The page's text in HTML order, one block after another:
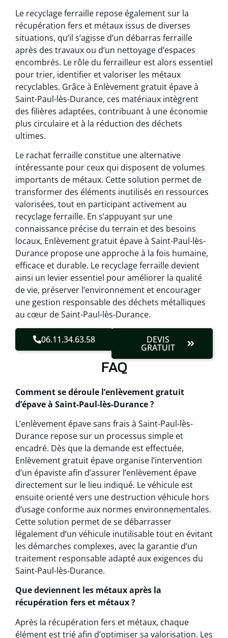
Le recyclage ferraille repose également sur la
récupération fers et métaux issus de diverses
situations, qu’il s’agisse d’un débarras ferraille
après des travaux ou d’un nettoyage d’espaces
encombrés. Le rôle du ferrailleur est alors essentiel
pour trier, identifier et valoriser les métaux
recyclables. Grâce à Enlèvement gratuit épave à
Saint-Paul-lès-Durance, ces matériaux intègrent
des filières adaptées, contribuant à une économie
plus circulaire et à la réduction des déchets
ultimes.
Le rachat ferraille constitue une alternative
intéressante pour ceux qui disposent de volumes
importants de métaux. Cette solution permet de
transformer des éléments inutilisés en ressources
valorisées, tout en participant activement au
recyclage ferraille. En s’appuyant sur une
connaissance précise du terrain et des besoins
locaux, Enlèvement gratuit épave à Saint-Paul-lès-
Durance propose une approche à la fois humaine,
efficace et durable. Le recyclage ferraille devient
ainsi un levier essentiel pour améliorer la qualité
de vie, préserver l’environnement et encourager
une gestion responsable des déchets métalliques
au cœur de Saint-Paul-lès-Durance.
06.11.34.63.58 DEVIS
GRATUIT
FAQ
Comment se déroule l’enlèvement gratuit
d’épave à Saint-Paul-lès-Durance ?
L’enlèvement épave sans frais à Saint-Paul-lès-
Durance repose sur un processus simple et
encadré. Dès que la demande est effectuée,
Enlèvement gratuit épave organise l’intervention
d’un épaviste afin d’assurer l’enlèvement épave
directement sur le lieu indiqué. Le véhicule est
ensuite orienté vers une destruction véhicule hors
d’usage conforme aux normes environnementales.
Cette solution permet de se débarrasser
légalement d’un véhicule inutilisable tout en évitant
les démarches complexes, avec la garantie d’un
traitement responsable adapté aux exigences du
Saint-Paul-lès-Durance.
Que deviennent les métaux après la
récupération fers et métaux ?
Après la récupération fers et métaux, chaque
élément est trié afin d’optimiser sa valorisation. Les